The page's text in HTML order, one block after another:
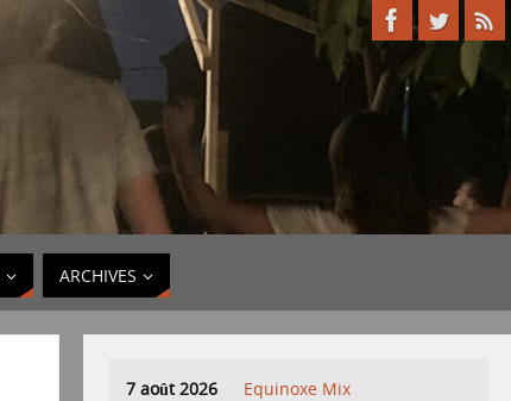
ARCHIVES
7 août 2026
Equinoxe Mix